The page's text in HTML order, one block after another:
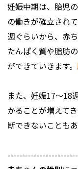
妊娠中期は、胎児
の働きが確立され
週ぐらいから、赤
たんぱく質や脂肪
ができていきます。
また、妊娠17～18
かることが増えて
断できないことも